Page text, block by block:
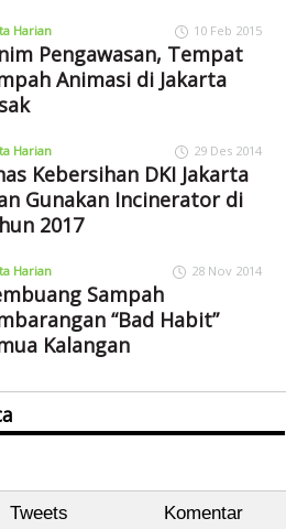
Harian 10 Feb 2015
Pengawasan, Tempat
Animasi di Jakarta
Harian 29 Des 2014
Kebersihan DKI Jakarta
Gunakan Incinerator di
2017
Harian 28 Nov 2014
Sampah
“Bad Habit”
Kalangan
Tweets Komentar